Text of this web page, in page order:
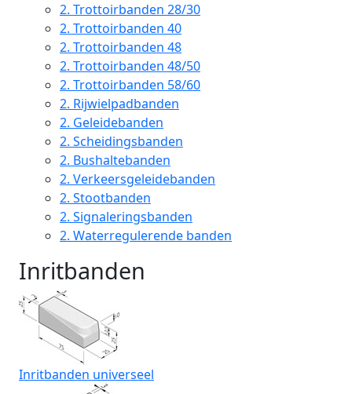
2. Trottoirbanden 28/30
2. Trottoirbanden 40
2. Trottoirbanden 48
2. Trottoirbanden 48/50
2. Trottoirbanden 58/60
2. Rijwielpadbanden
2. Geleidebanden
2. Scheidingsbanden
2. Bushaltebanden
2. Verkeersgeleidebanden
2. Stootbanden
2. Signaleringsbanden
2. Waterregulerende banden
Inritbanden
Inritbanden universeel